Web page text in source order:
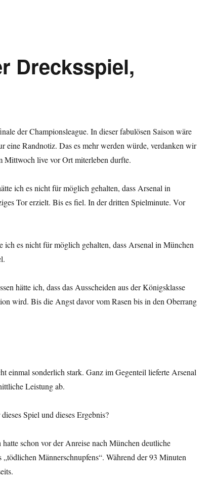
Drecksspiel,
der Championsleague. In dieser fabulösen Saison wäre
eine Randnotiz. Das es mehr werden würde, verdanken wir
Mittwoch live vor Ort miterleben durfte.
ich es nicht für möglich gehalten, dass Arsenal in
Tor erzielt. Bis es fiel. In der dritten Spielminute. Vor
ich es nicht für möglich gehalten, dass Arsenal in München
hätte ich, dass das Ausscheiden aus der Königsklasse
wird. Bis die Angst davor vom Rasen bis in den Oberrang
einmal sonderlich stark. Ganz im Gegenteil lieferte Arsenal
Leistung ab.
Spiel und dieses Ergebnis?
schon vor der Anreise nach München deutliche
Männerschnupfens“. Während der 93 Minuten